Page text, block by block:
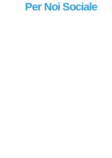
Per Noi Sociale